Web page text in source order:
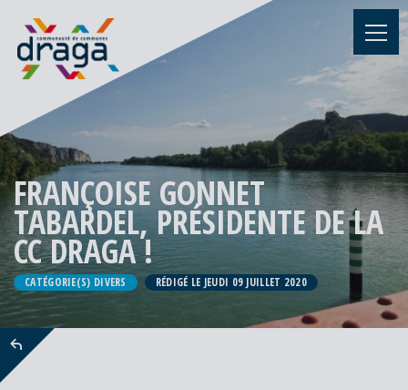
FRANÇOISE GONNET
TABARDEL, PRÉSIDENTE DE LA
CC DRAGA !
CATÉGORIE(S) DIVERS RÉDIGÉ LE JEUDI 09 JUILLET 2020